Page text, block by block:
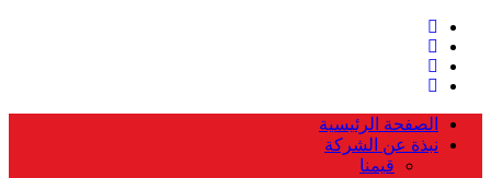
twitter
facebook
linkedin
instagram
Close
Menu
الصفحة الرئيسية
نبذة عن الشركة
قيمنا